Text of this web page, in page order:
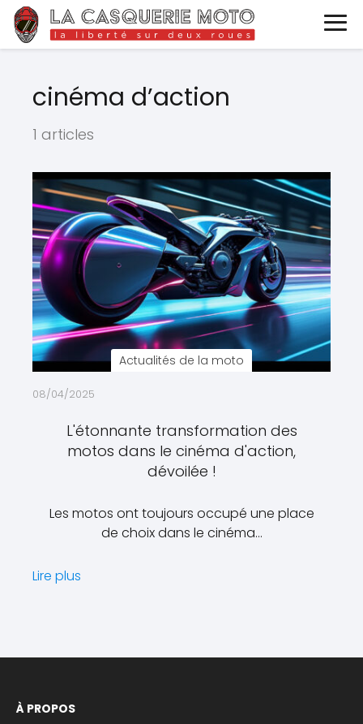
cinéma d’action
1 articles
Actualités de la moto
08/04/2025
L'étonnante transformation des
motos dans le cinéma d'action,
dévoilée !
Les motos ont toujours occupé une place
de choix dans le cinéma…
Lire plus
À PROPOS